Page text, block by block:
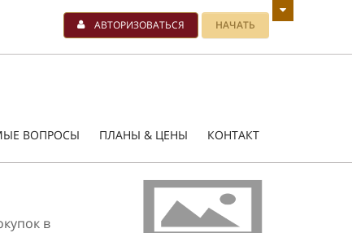
АВТОРИЗОВАТЬСЯ НАЧАТЬ
ВОПРОСЫ ПЛАНЫ & ЦЕНЫ КОНТАКТ
в